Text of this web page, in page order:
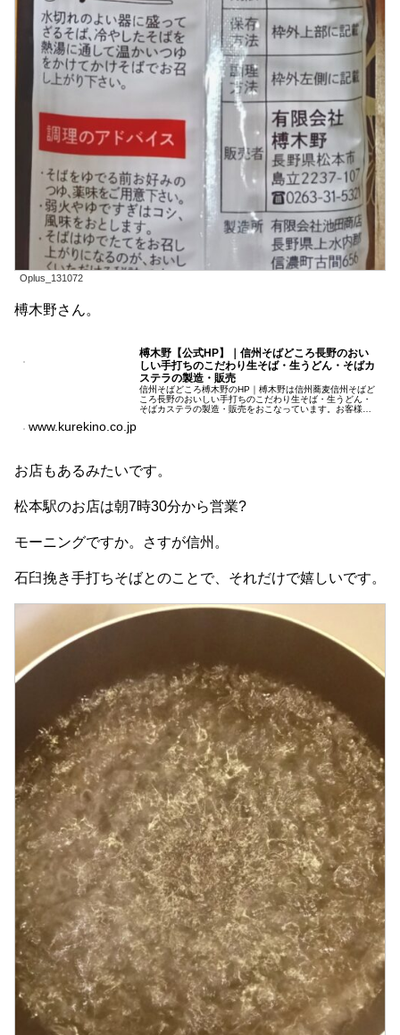
Oplus_131072
榑木野さん。
榑木野【公式HP】｜信州そばどころ長野のおい
しい手打ちのこだわり生そば・生うどん・そばカ
ステラの製造・販売
信州そばどころ榑木野のHP｜榑木野は信州蕎麦信州そばど
ころ長野のおいしい手打ちのこだわり生そば・生うどん・
そばカステラの製造・販売をおこなっています。お客様に
www.kurekino.co.jp
お店もあるみたいです。
松本駅のお店は朝7時30分から営業?
モーニングですか。さすが信州。
石臼挽き手打ちそばとのことで、それだけで嬉しいです。